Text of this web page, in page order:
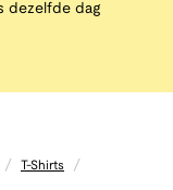
dezelfde dag
/ T-Shirts /